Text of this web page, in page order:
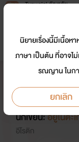
Tunwalai ธัญวลัย
หน้าแรก นิยาย
รัก(ลับ)คุณช
นักเขียน:อยู่ในตะ
อีโรติก
นิยายเรื่องนี้มีเนื้อห
ภาษา เป็นต้น ที่อาจไ
รณญาน ในก
ยกเลิก